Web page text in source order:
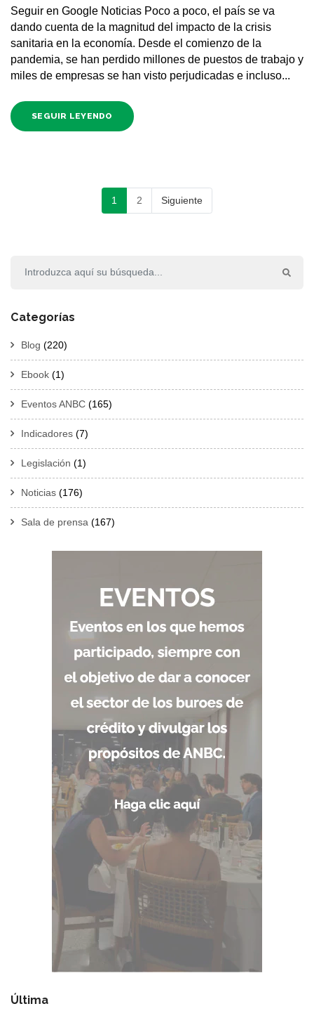
Seguir en Google Noticias Poco a poco, el país se va
dando cuenta de la magnitud del impacto de la crisis
sanitaria en la economía. Desde el comienzo de la
pandemia, se han perdido millones de puestos de trabajo y
miles de empresas se han visto perjudicadas e incluso...
SEGUIR LEYENDO
1 2 Siguiente
Categorías
Blog (220)
Ebook (1)
Eventos ANBC (165)
Indicadores (7)
Legislación (1)
Noticias (176)
Sala de prensa (167)
Última